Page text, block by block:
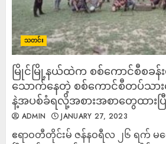
သတင်း
မြိုင်မြို့နယ်ထဲက စစ်ကောင်စီစခန်း
သောက်နေတဲ့ စစ်ကောင်စီတပ်သာ
နဲ့အပစ်ခံရ​လို့အစားအစာတွေထားပ
ADMIN JANUARY 27, 2023
ဧရာဝတီတိုင်းမ် ဇန်နဝရီလ ၂၆ ရက် မကွ